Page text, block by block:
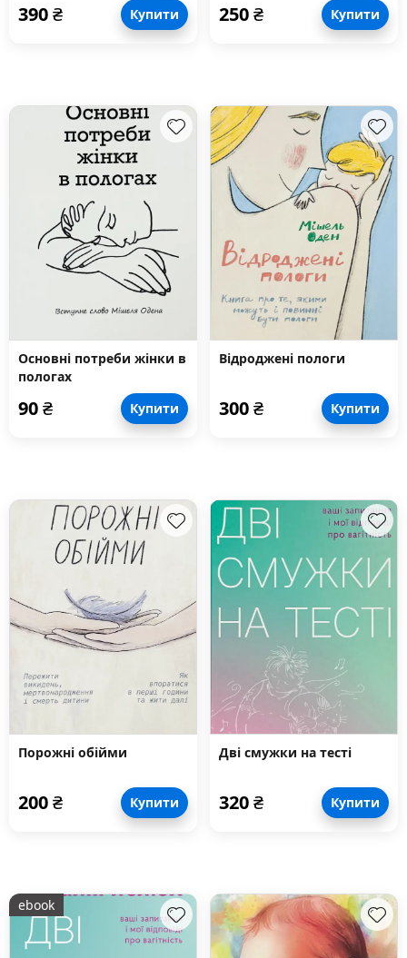
390₴ Купити 250₴ Купити
Основні потреби жінки в
пологах
90₴ Купити
Відроджені пологи
300₴ Купити
Порожні обійми
200₴ Купити
Дві смужки на тесті
320₴ Купити
ebook